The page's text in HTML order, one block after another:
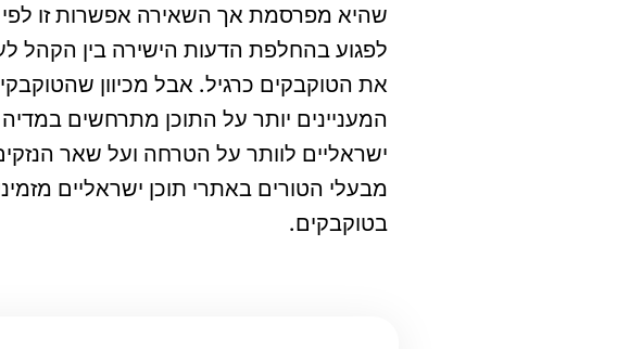
שהיא מפרסמת אך השאירה אפשרות זו
לפגוע בהחלפת הדעות הישירה בין הקהל
את הטוקבקים כרגיל. אבל מכיוון
המעניינים יותר על התוכן מתרחשים
ישראליים לוותר על הטרחה ועל שאר
מבעלי הטורים באתרי תוכן ישראליים
בטוקבקים.